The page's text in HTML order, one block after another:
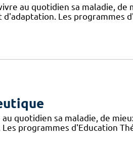
au quotidien sa maladie,
Les programmes
quotidien sa maladie, de
programmes d'Education